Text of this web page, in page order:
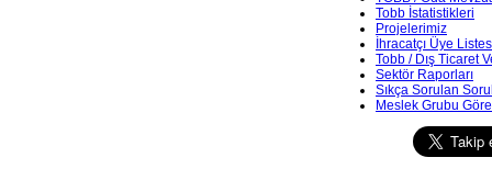
Tobb İstatistikleri
Projelerimiz
İhracatçı Üye
Tobb / Dış Ticaret
Sektör Raporları
Sıkça Sorulan
Meslek Grubu